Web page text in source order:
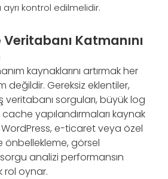
ayrı kontrol edilmelidir.
Katmanını
kaynaklarını artırmak her
değildir. Gereksiz eklentiler,
sorguları, büyük log
yapılandırmaları kaynak
e-ticaret veya özel
önbellekleme, görsel
analizi performansın
rol oynar.